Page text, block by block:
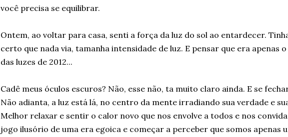
você precisa se equilibrar.
Ontem, ao voltar para casa, senti a força da luz do sol ao entardecer.
certo que nada via, tamanha intensidade de luz. E pensar que era apenas
das luzes de 2012...
Cadê meus óculos escuros? Não, esse não, ta muito claro ainda. E se
Não adianta, a luz está lá, no centro da mente irradiando sua verdade e
Melhor relaxar e sentir o calor novo que nos envolve a todos e nos
jogo ilusório de uma era egoica e começar a perceber que somos apenas